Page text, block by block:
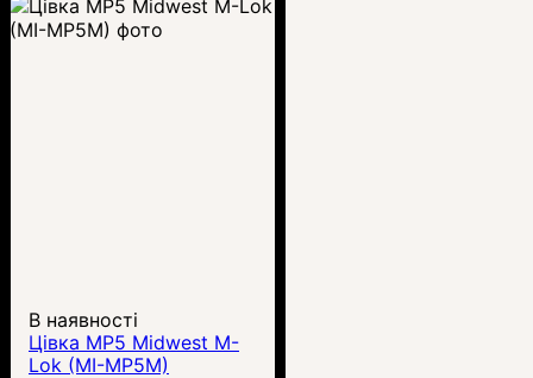
В наявності
Цівка MP5 Midwest M-
Lok (MI-MP5M)